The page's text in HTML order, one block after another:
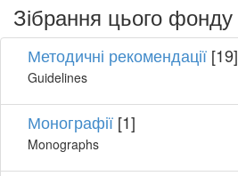
Зібрання цього фонду
Методичні рекомендації [19]
Guidelines
Монографії [1]
Monographs